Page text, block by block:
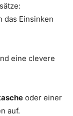
das Einsinken
eine clevere
oder einer
auf.